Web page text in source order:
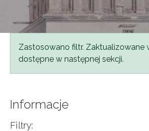
Komunikat
Zastosowano filtr. Zaktualizowane
dostępne w następnej sekcji.
Informacje
Filtry: